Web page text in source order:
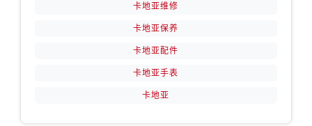
卡地亚维修
卡地亚保养
卡地亚配件
卡地亚手表
卡地亚